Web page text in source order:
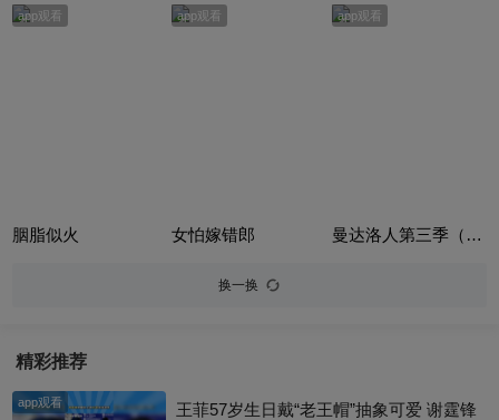
app观看
胭脂似火
app观看
女怕嫁错郎
app观看
曼达洛人第三季（The Mandalorian Season 3）
换一换
精彩推荐
app观看
王菲57岁生日戴“老王帽”抽象可爱 谢霆锋